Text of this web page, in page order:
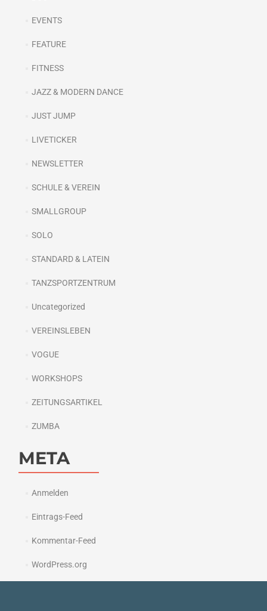
EVENTS
FEATURE
FITNESS
JAZZ & MODERN DANCE
JUST JUMP
LIVETICKER
NEWSLETTER
SCHULE & VEREIN
SMALLGROUP
SOLO
STANDARD & LATEIN
TANZSPORTZENTRUM
Uncategorized
VEREINSLEBEN
VOGUE
WORKSHOPS
ZEITUNGSARTIKEL
ZUMBA
META
Anmelden
Eintrags-Feed
Kommentar-Feed
WordPress.org